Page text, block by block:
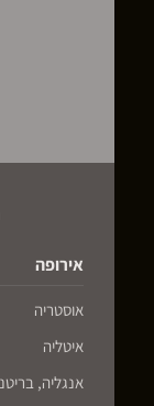
אירופה
אוסטריה
איטליה
אנגליה,